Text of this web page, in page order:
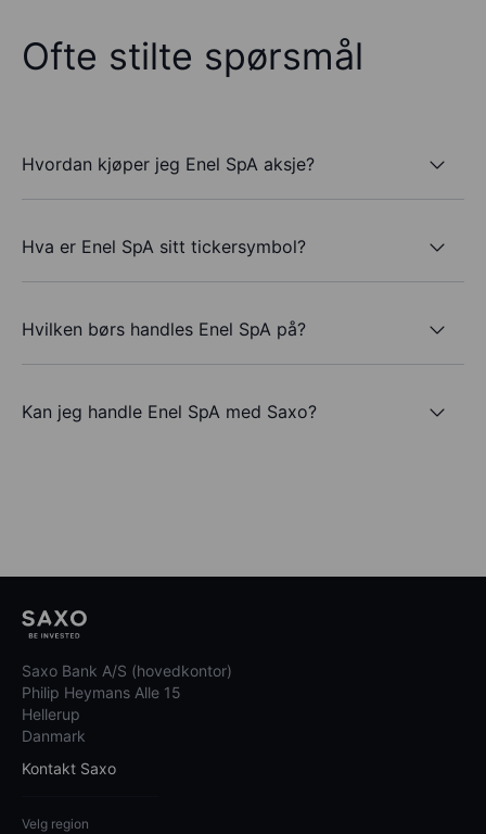
Ofte stilte spørsmål
Hvordan kjøper jeg Enel SpA aksje?
Hva er Enel SpA sitt tickersymbol?
Hvilken børs handles Enel SpA på?
Kan jeg handle Enel SpA med Saxo?
Saxo Bank A/S (hovedkontor)
Philip Heymans Alle 15
Hellerup
Danmark
Kontakt Saxo
Velg region